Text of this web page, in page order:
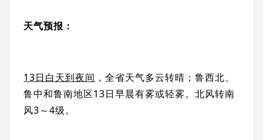
天气预报：
13日白天到夜间 ，全省天气多云转晴；鲁西北、
鲁中和鲁南地区13日早晨有雾或轻雾。北风转南
风3～4级。